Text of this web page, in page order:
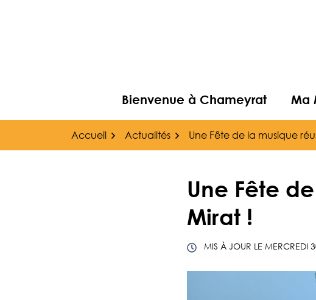
Bienvenue à Chameyrat Ma
Accueil Actualités Une Fête de la musique
Une Fête
Mirat !
MIS À JOUR LE MERCREDI